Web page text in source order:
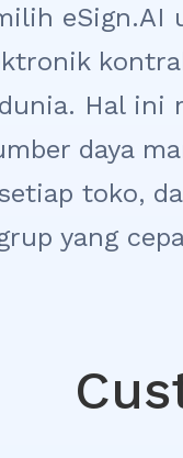
eSign.AI
Hal ini
daya
toko,
yang